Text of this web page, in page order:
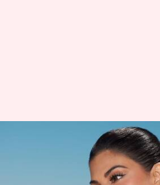
जैकलीन फर्नांडिस की
कमाई करने वाली
OTT पर कहां देखें